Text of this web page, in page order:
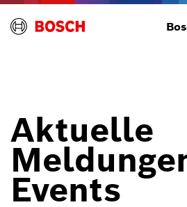
Aktuelle
Events